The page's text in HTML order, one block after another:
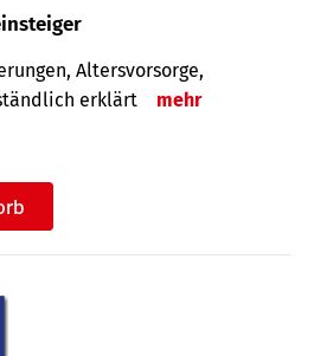
Altersvorsorge,
erklärt
mehr